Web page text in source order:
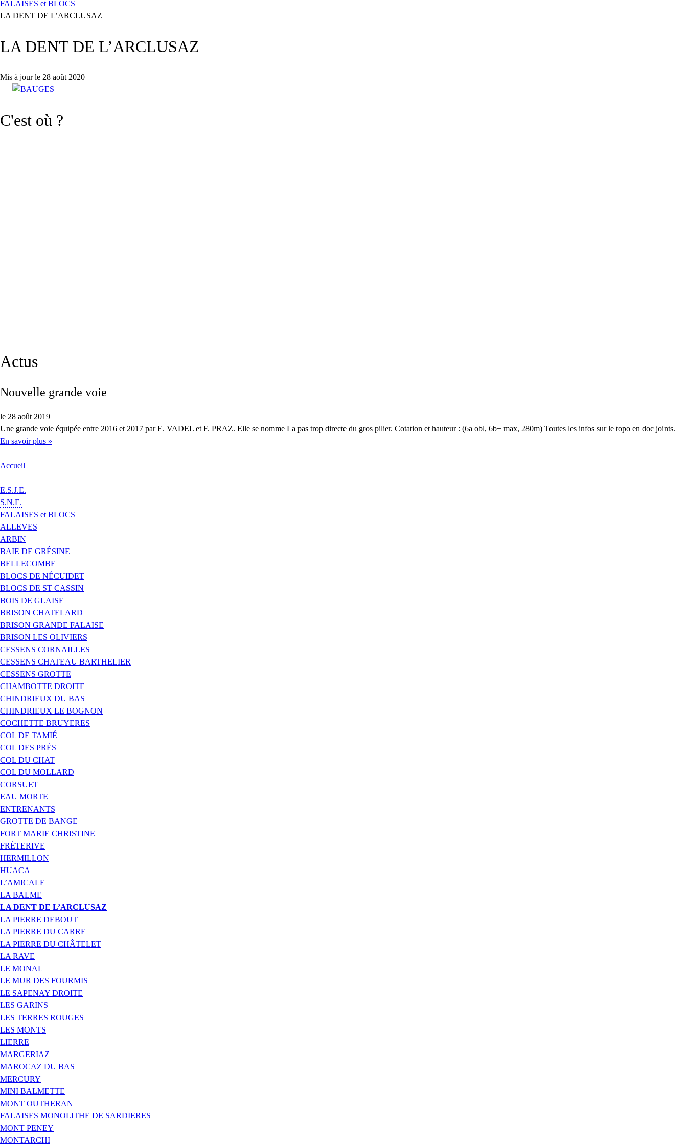
FALAISES et BLOCS
LA DENT DE L’ARCLUSAZ
LA DENT DE L’ARCLUSAZ
Mis à jour le 28 août 2020
C'est où ?
Actus
Nouvelle grande voie
le 28 août 2019
Une grande voie équipée entre 2016 et 2017 par E. VADEL et F. PRAZ. Elle se nomme La pas trop directe du gros pilier. Cotation et hauteur : (6a obl, 6b+ max, 280m) Toutes les infos sur le topo en doc joints.
En savoir plus »
Accueil
E.S.J.E.
S.N.E.
FALAISES et BLOCS
ALLEVES
ARBIN
BAIE DE GRÉSINE
BELLECOMBE
BLOCS DE NÉCUIDET
BLOCS DE ST CASSIN
BOIS DE GLAISE
BRISON CHATELARD
BRISON GRANDE FALAISE
BRISON LES OLIVIERS
CESSENS CORNAILLES
CESSENS CHATEAU BARTHELIER
CESSENS GROTTE
CHAMBOTTE DROITE
CHINDRIEUX DU BAS
CHINDRIEUX LE BOGNON
COCHETTE BRUYERES
COL DE TAMIÉ
COL DES PRÉS
COL DU CHAT
COL DU MOLLARD
CORSUET
EAU MORTE
ENTRENANTS
GROTTE DE BANGE
FORT MARIE CHRISTINE
FRÉTERIVE
HERMILLON
HUACA
L’AMICALE
LA BALME
LA DENT DE L’ARCLUSAZ
LA PIERRE DEBOUT
LA PIERRE DU CARRE
LA PIERRE DU CHÂTELET
LA RAVE
LE MONAL
LE MUR DES FOURMIS
LE SAPENAY DROITE
LES GARINS
LES TERRES ROUGES
LES MONTS
LIERRE
MARGERIAZ
MAROCAZ DU BAS
MERCURY
MINI BALMETTE
MONT OUTHERAN
FALAISES MONOLITHE DE SARDIERES
MONT PENEY
MONTARCHI